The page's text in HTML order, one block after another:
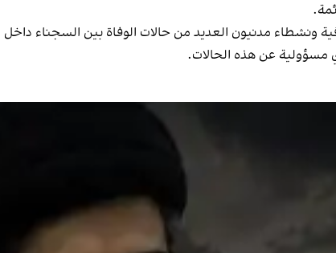
مدنيون العديد من حالات الوفاة بين السجناء داخل
مسؤولية عن هذه الحالات.